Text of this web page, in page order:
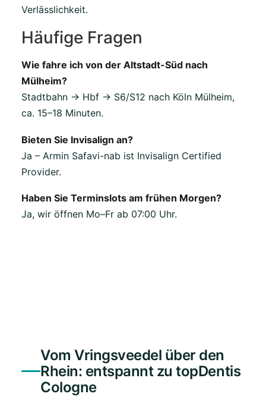
Verlässlichkeit.
Häufige Fragen
Wie fahre ich von der Altstadt-Süd nach
Mülheim?
Stadtbahn → Hbf → S6/S12 nach Köln Mülheim,
ca. 15–18 Minuten.
Bieten Sie Invisalign an?
Ja – Armin Safavi-nab ist Invisalign Certified
Provider.
Haben Sie Terminslots am frühen Morgen?
Ja, wir öffnen Mo–Fr ab 07:00 Uhr.
Vom Vringsveedel über den
Rhein: entspannt zu topDentis
Cologne